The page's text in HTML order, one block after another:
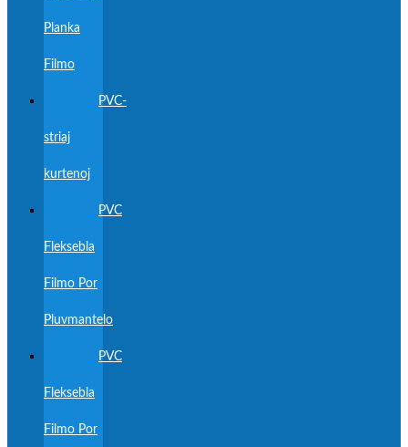
Planka
Filmo
PVC-
striaj
kurtenoj
PVC
Fleksebla
Filmo Por
Pluvmantelo
PVC
Fleksebla
Filmo Por